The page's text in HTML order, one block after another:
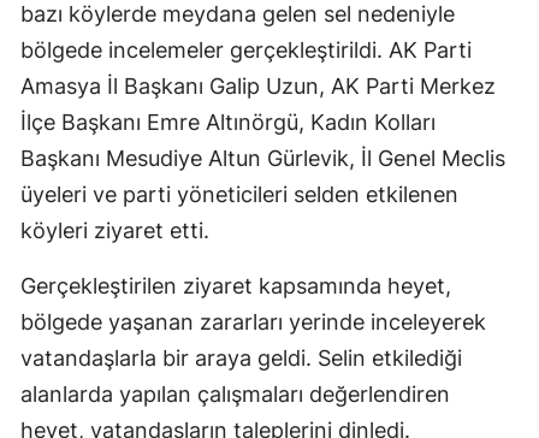
bazı köylerde meydana gelen sel nedeniyle
bölgede incelemeler gerçekleştirildi. AK Parti
Amasya İl Başkanı Galip Uzun, AK Parti Merkez
İlçe Başkanı Emre Altınörgü, Kadın Kolları
Başkanı Mesudiye Altun Gürlevik, İl Genel Meclis
üyeleri ve parti yöneticileri selden etkilenen
köyleri ziyaret etti.
Gerçekleştirilen ziyaret kapsamında heyet,
bölgede yaşanan zararları yerinde inceleyerek
vatandaşlarla bir araya geldi. Selin etkilediği
alanlarda yapılan çalışmaları değerlendiren
heyet, vatandaşların taleplerini dinledi.